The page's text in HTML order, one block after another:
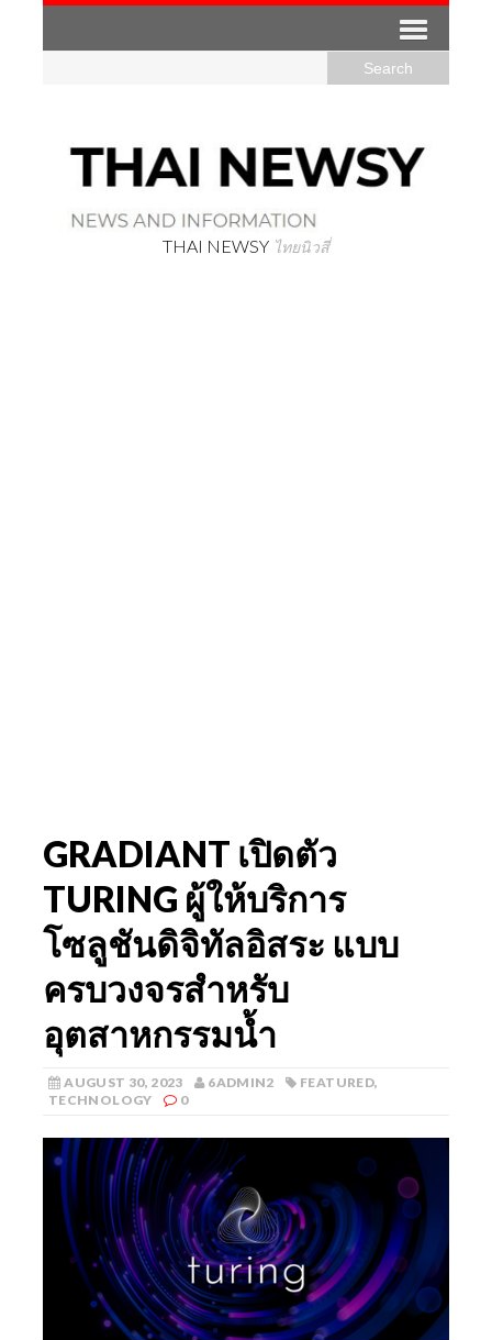
THAI NEWSY ไทยนิวสี่
GRADIANT เปิดตัว
TURING ผู้ให้บริการ
โซลูชันดิจิทัลอิสระ แบบ
ครบวงจรสำหรับ
อุตสาหกรรมน้ำ
AUGUST 30, 2023 6ADMIN2 FEATURED,
TECHNOLOGY
0